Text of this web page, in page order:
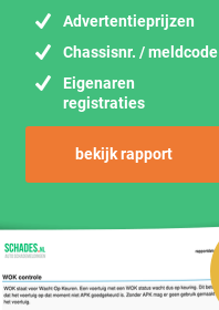
Advertentieprijzen
Chassisnr. / meldcode
Eigenaren
registraties
bekijk rapport